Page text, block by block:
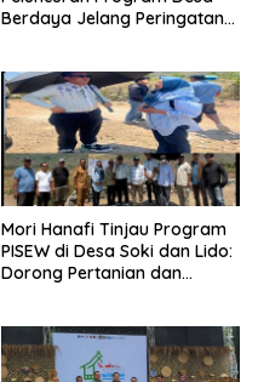
Berdaya Jelang Peringatan
Mori Hanafi Tinjau Program
PISEW di Desa Soki dan Lido:
Dorong Pertanian dan